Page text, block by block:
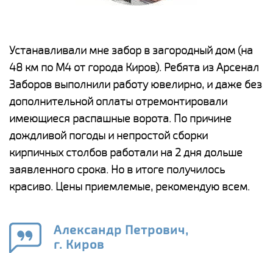
Устанавливали мне забор в загородный дом (на
48 км по М4 от города Киров). Ребята из Арсенал
Заборов выполнили работу ювелирно, и даже без
дополнительной оплаты отремонтировали
имеющиеся распашные ворота. По причине
дождливой погоды и непростой сборки
кирпичных столбов работали на 2 дня дольше
заявленного срока. Но в итоге получилось
красиво. Цены приемлемые, рекомендую всем.
Александр Петрович,
г. Киров